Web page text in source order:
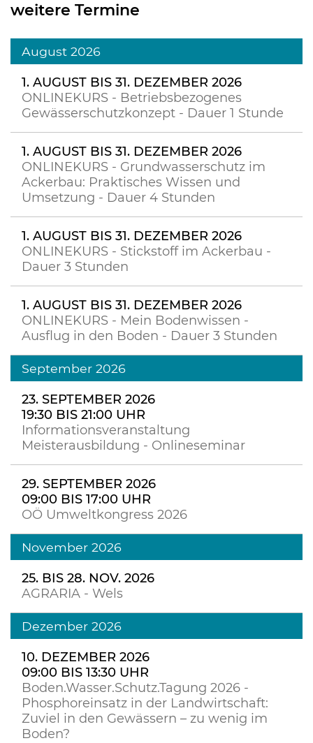
weitere Termine
August 2026
1. AUGUST BIS 31. DEZEMBER 2026
ONLINEKURS - Betriebsbezogenes
Gewässerschutzkonzept - Dauer 1 Stunde
1. AUGUST BIS 31. DEZEMBER 2026
ONLINEKURS - Grundwasserschutz im
Ackerbau: Praktisches Wissen und
Umsetzung - Dauer 4 Stunden
1. AUGUST BIS 31. DEZEMBER 2026
ONLINEKURS - Stickstoff im Ackerbau -
Dauer 3 Stunden
1. AUGUST BIS 31. DEZEMBER 2026
ONLINEKURS - Mein Bodenwissen -
Ausflug in den Boden - Dauer 3 Stunden
September 2026
23. SEPTEMBER 2026
19:30 BIS 21:00 UHR
Informationsveranstaltung
Meisterausbildung - Onlineseminar
29. SEPTEMBER 2026
09:00 BIS 17:00 UHR
OÖ Umweltkongress 2026
November 2026
25. BIS 28. NOV. 2026
AGRARIA - Wels
Dezember 2026
10. DEZEMBER 2026
09:00 BIS 13:30 UHR
Boden.Wasser.Schutz.Tagung 2026 -
Phosphoreinsatz in der Landwirtschaft:
Zuviel in den Gewässern – zu wenig im
Boden?